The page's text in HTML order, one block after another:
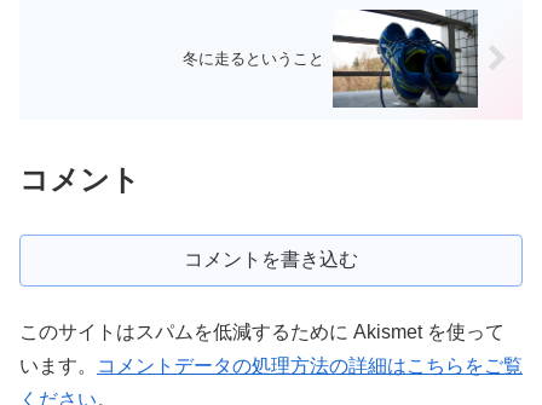
冬に走るということ
コメント
コメントを書き込む
このサイトはスパムを低減するために Akismet を使って
います。
コメントデータの処理方法の詳細はこちらをご覧
ください。